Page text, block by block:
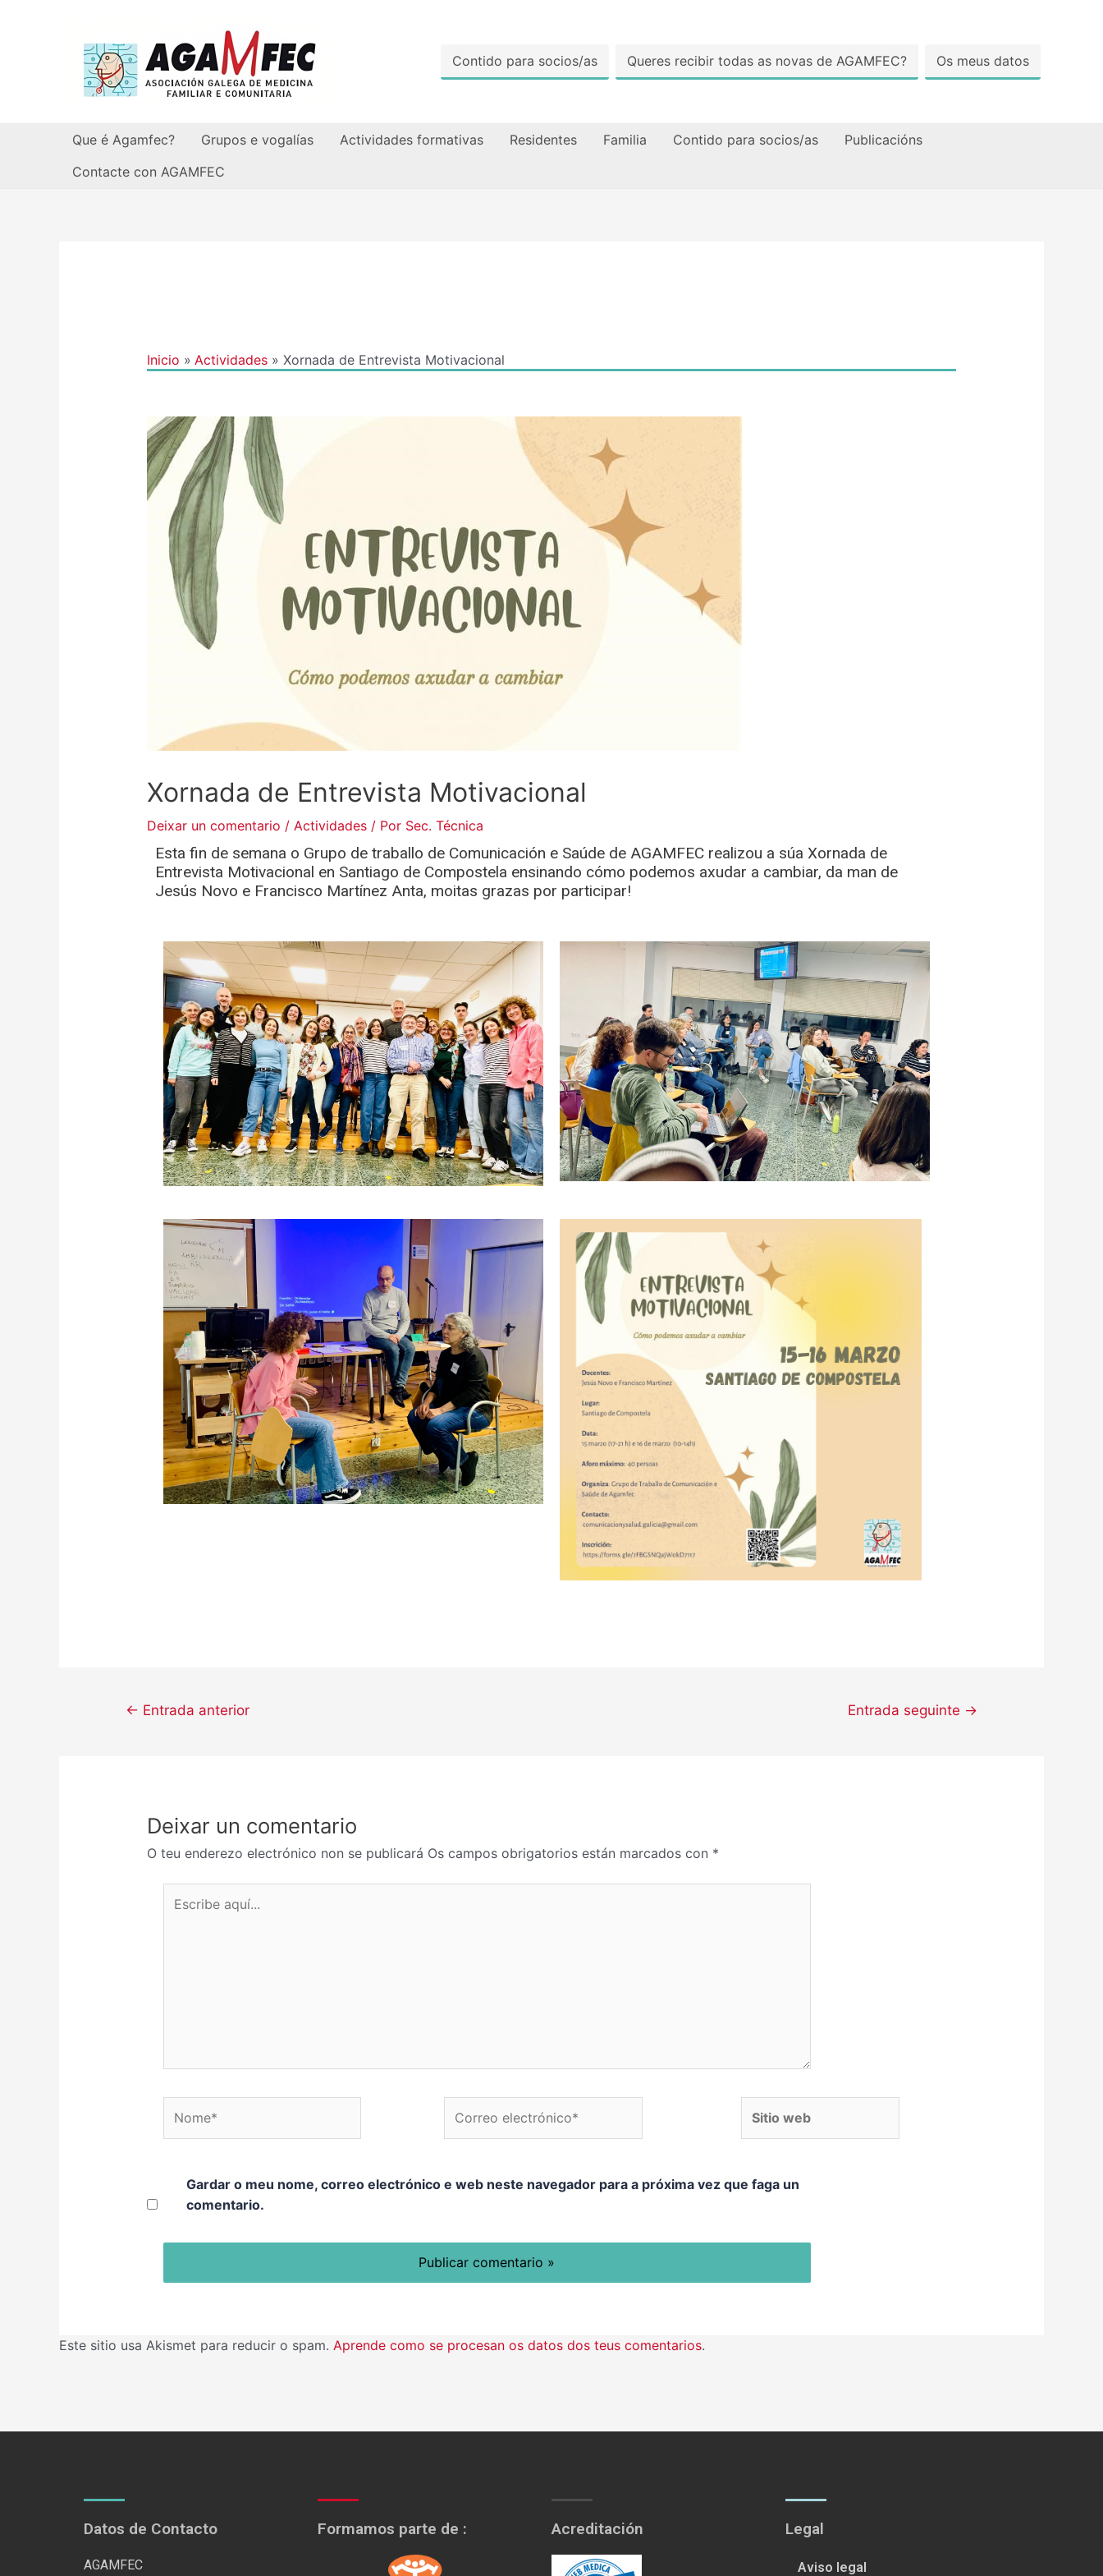
Contido para socios/as Queres recibir todas as novas de AGAMFEC? Os meus datos
Que é Agamfec? Grupos e vogalías Actividades formativas Residentes Familia Contido para socios/as
Publicacións
Contacte con AGAMFEC
Inicio Actividades Xornada de Entrevista Motivacional
Xornada de Entrevista Motivacional
Deixar un comentario / Actividades/ Por Sec. Técnica
Esta fin de semana o Grupo de traballo de Comunicación e Saúde de AGAMFEC realizou a súa Xornada de
Entrevista Motivacional en Santiago de Compostela ensinando cómo podemos axudar a cambiar, da man de
Jesús Novo e Francisco Martínez Anta, moitas grazas por participar!
← Entrada anterior Entrada seguinte →
Deixar un comentario
O teu enderezo electrónico non se publicará Os campos obrigatorios están marcados con *
Gardar o meu nome, correo electrónico e web neste navegador para a próxima vez que faga un
comentario.
Este sitio usa Akismet para reducir o spam. Aprende como se procesan os datos dos teus comentarios.
Datos de Contacto
AGAMFEC
Formamos parte de : Acreditación Legal
Aviso legal